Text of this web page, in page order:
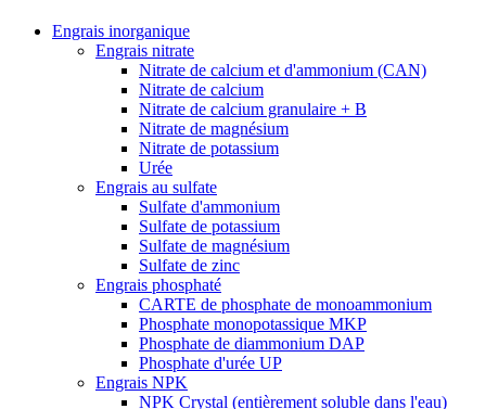
Engrais inorganique
Engrais nitrate
Nitrate de calcium et d'ammonium (CAN)
Nitrate de calcium
Nitrate de calcium granulaire + B
Nitrate de magnésium
Nitrate de potassium
Urée
Engrais au sulfate
Sulfate d'ammonium
Sulfate de potassium
Sulfate de magnésium
Sulfate de zinc
Engrais phosphaté
CARTE de phosphate de monoammonium
Phosphate monopotassique MKP
Phosphate de diammonium DAP
Phosphate d'urée UP
Engrais NPK
NPK Crystal (entièrement soluble dans l'eau)